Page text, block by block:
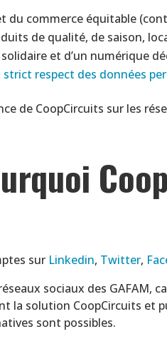
du commerce équitable
de qualité, de saison,
solidaire et d’un numérique
strict respect des données
de CoopCircuits sur les
sur Linkedin, Twitter,
sociaux des GAFAM,
la solution CoopCircuits et
sont possibles.